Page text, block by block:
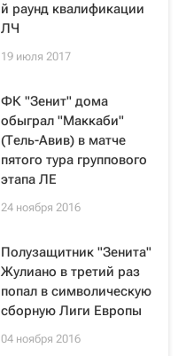
й раунд квалификации
ЛЧ
19 июля 2017
ФК "Зенит" дома
обыграл "Маккаби"
(Тель-Авив) в матче
пятого тура группового
этапа ЛЕ
24 ноября 2016
Полузащитник "Зенита"
Жулиано в третий раз
попал в символическую
сборную Лиги Европы
04 ноября 2016